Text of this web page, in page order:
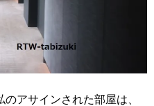
アサインされた部屋は、